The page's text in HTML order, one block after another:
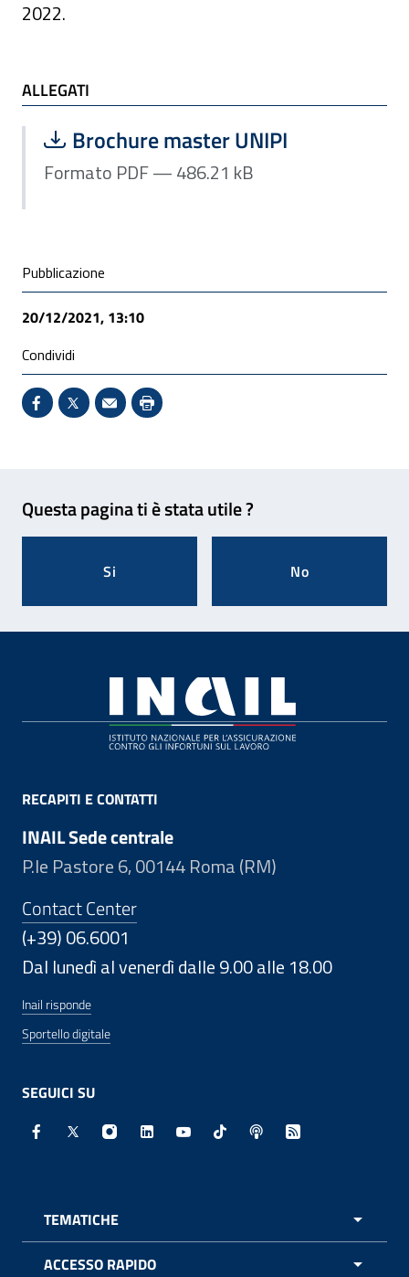
2022.
ALLEGATI
ALLEGATI
Scarica file:
Brochure master UNIPI
Formato PDF — Dimensione 486.21 kB
Formato PDF — 486.21 kB
Condivisione social
Pubblicazione
20/12/2021, 13:10
Condividi
Condividi su Facebook - Sito esterno - Apertura in
X - Sito esterno - Apertura in nuova finestra
Invio Mail: apre il programma di posta
Stampa pagina: scelta meno
Questa pagina ti è stata utile ?
Si No
RECAPITI E CONTATTI
INAIL Sede centrale
P.le Pastore 6, 00144 Roma (RM)
Contact Center
(+39) 06.6001
Dal lunedì al venerdì dalle 9.00 alle 18.00
Inail risponde
Sportello digitale
SEGUICI SU
Facebook - Sito esterno - Apertura in nuova finestra
X - Sito esterno - Apertura in nuova finestra
Instagram - Sito esterno - Apertura in
Linkedin - Sito esterno - Apertura in
Youtube - Sito esterno -
TikTok - Sito esterno -
Spreaker - Sito
Feed RSS -
TEMATICHE
ACCESSO RAPIDO